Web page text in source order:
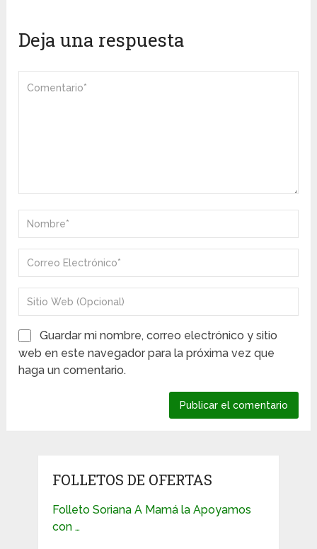
Deja una respuesta
Guardar mi nombre, correo electrónico y sitio
web en este navegador para la próxima vez que
haga un comentario.
FOLLETOS DE OFERTAS
Folleto Soriana A Mamá la Apoyamos
con …